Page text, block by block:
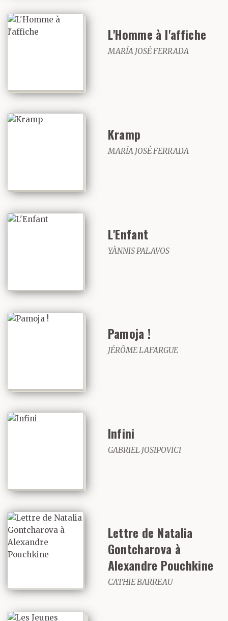
L'Homme à l'affiche
MARÍA JOSÉ FERRADA
Kramp
MARÍA JOSÉ FERRADA
L'Enfant
YÀNNIS PALAVOS
Pamoja !
JÉRÔME LAFARGUE
Infini
GABRIEL JOSIPOVICI
Lettre de Natalia
Gontcharova à
Alexandre Pouchkine
CATHIE BARREAU